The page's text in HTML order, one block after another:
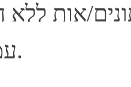
אות ללא
עמידה לאורך זמן.